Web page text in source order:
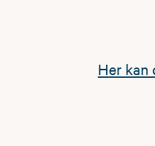
Her kan